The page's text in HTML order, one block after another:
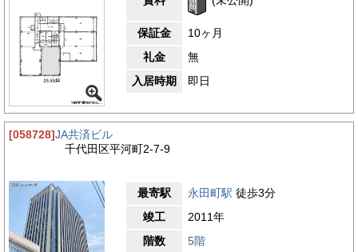
保証金
10ヶ月
礼金
無
入居時期
即日
[058728]JA共済ビル
千代田区平河町2-7-9
最寄駅 永田町駅 徒歩3分
竣工
2011年
階数
5階